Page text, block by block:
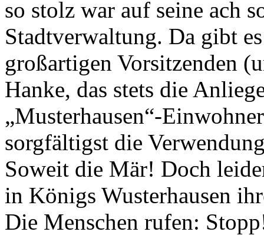
so stolz war auf seine ach
Stadtverwaltung. Da gibt
großartigen Vorsitzenden
Hanke, das stets die
„Musterhausen“-
sorgfältigst die
Soweit die Mär! Doch
in Königs Wusterhausen
Die Menschen rufen: